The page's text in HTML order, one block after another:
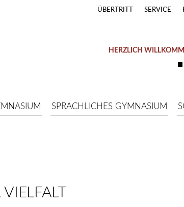
SERVICE
ÜBERTRITT
HERZLICH
SPRACHLICHES GYMNASIUM